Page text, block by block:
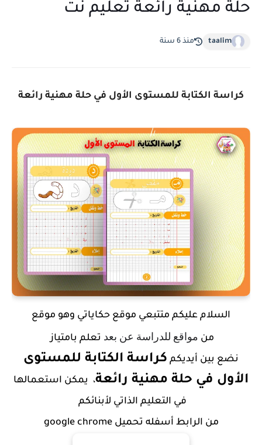
حلة مهنية رائعة تعليم نت
taalim منذ 6 سنة
كراسة الكتابة للمستوى الأول في حلة مهنية رائعة
السلام عليكم متتبعي موقع حكاياتي وهو موقع
من مواقع للدراسة عن بعد تعلم بامتياز
نضع بين أيديكم كراسة الكتابة للمستوى
الأول في حلة مهنية رائعة، يمكن استعمالها
في التعليم الذاتي لأبنائكم
من الرابط أسفله تحميل google chrome